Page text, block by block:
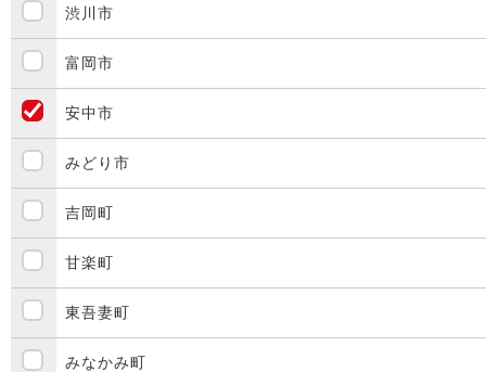
渋川市
富岡市
安中市
みどり市
吉岡町
甘楽町
東吾妻町
みなかみ町